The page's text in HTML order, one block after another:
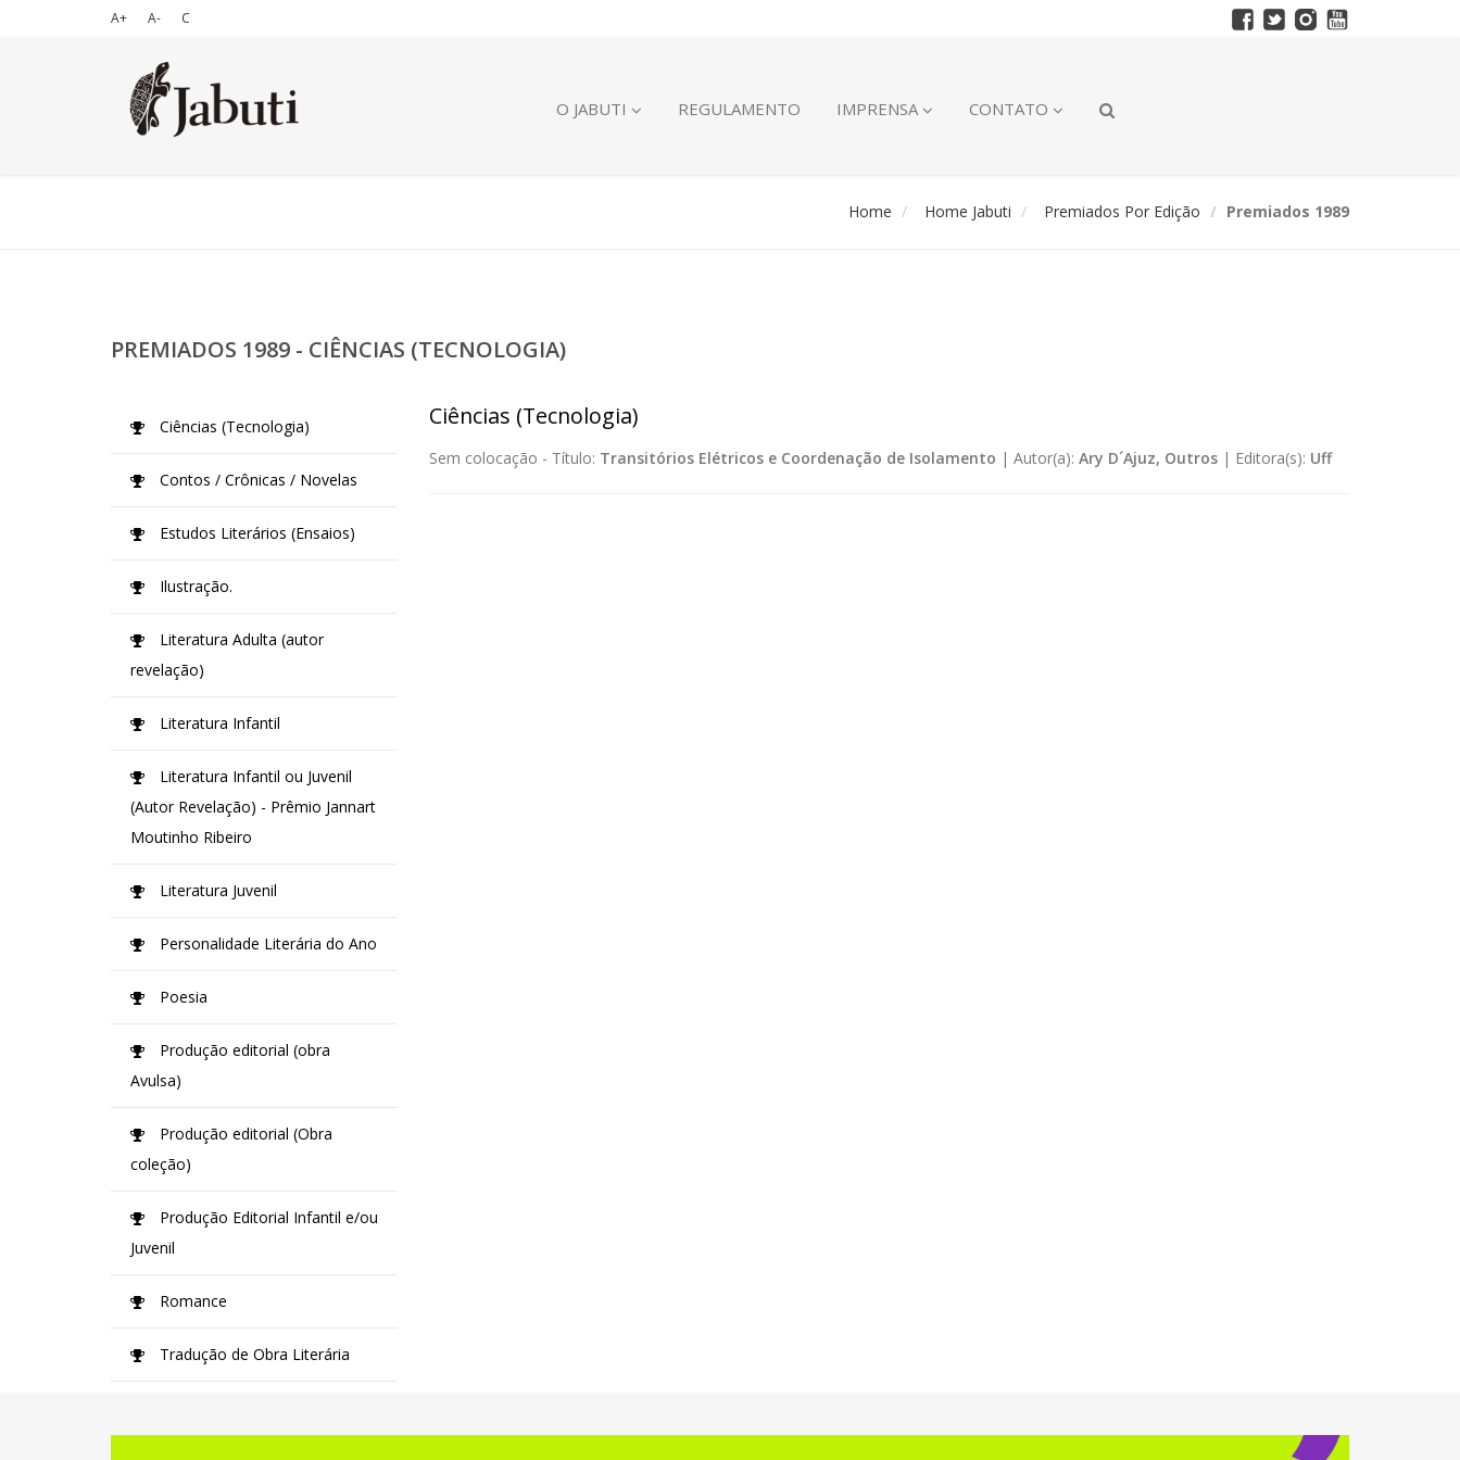
A+ A- C
O JABUTI REGULAMENTO IMPRENSA CONTATO
Home Home Jabuti Premiados Por Edição Premiados 1989
PREMIADOS 1989 - CIÊNCIAS (TECNOLOGIA)
Ciências (Tecnologia)
Sem colocação - Título: Transitórios Elétricos e Coordenação de Isolamento | Autor(a): Ary D´Ajuz, Outros| Editora(s): Uff
Ciências (Tecnologia)
Contos / Crônicas / Novelas
Estudos Literários (Ensaios)
Ilustração.
Literatura Adulta (autor
revelação)
Literatura Infantil
Literatura Infantil ou Juvenil
(Autor Revelação) - Prêmio Jannart
Moutinho Ribeiro
Literatura Juvenil
Personalidade Literária do Ano
Poesia
Produção editorial (obra
Avulsa)
Produção editorial (Obra
coleção)
Produção Editorial Infantil e/ou
Juvenil
Romance
Tradução de Obra Literária